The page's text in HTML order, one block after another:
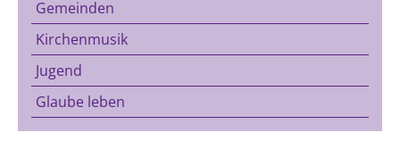
Gemeinden
Kirchenmusik
Jugend
Glaube leben